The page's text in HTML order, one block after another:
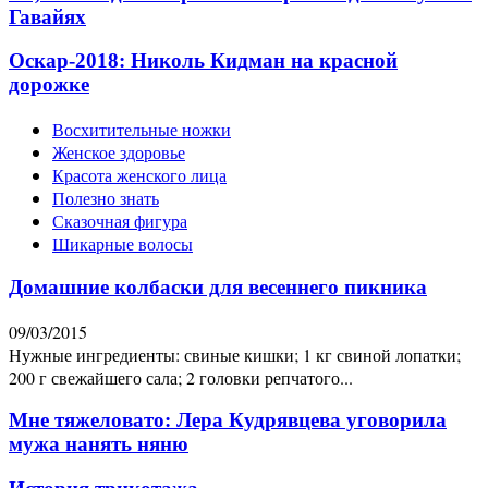
Гавайях
Оскар-2018: Николь Кидман на красной
дорожке
Восхитительные ножки
Женское здоровье
Красота женского лица
Полезно знать
Сказочная фигура
Шикарные волосы
Домашние колбаски для весеннего пикника
09/03/2015
Нужные ингредиенты: свиные кишки; 1 кг свиной лопатки;
200 г свежайшего сала; 2 головки репчатого...
Мне тяжеловато: Лера Кудрявцева уговорила
мужа нанять няню